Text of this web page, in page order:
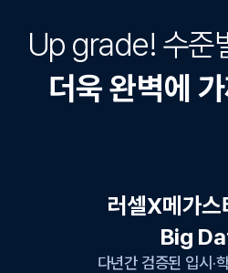
Up grade! 수준
더욱 완벽에
러셀X메가스
Big
다년간 검증된 입시